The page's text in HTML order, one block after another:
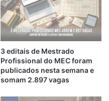
3 editais de Mestrado
Profissional do MEC foram
publicados nesta semana e
somam 2.897 vagas